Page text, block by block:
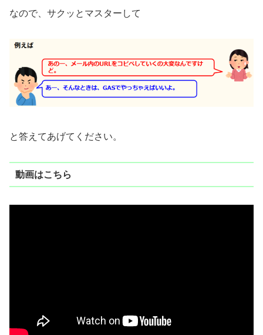
なので、サクッとマスターして
と答えてあげてください。
動画はこちら